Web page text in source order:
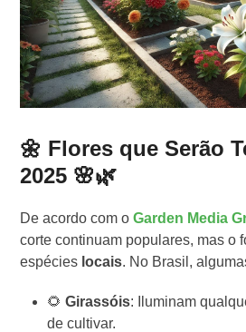
🌼 Flores que Serão
2025 🌸🌿
De acordo com oGarden Media
corte continuam populares, mas o
espécies locais. No Brasil,
🌻Girassóis: Iluminam
de cultivar.